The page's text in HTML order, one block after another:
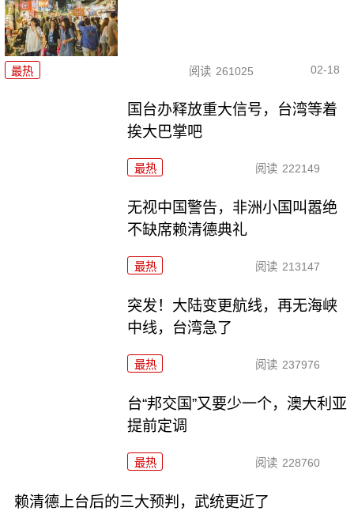
最热 阅读 261025 02-18
国台办释放重大信号，台湾等着
挨大巴掌吧
最热 阅读 222149
无视中国警告，非洲小国叫嚣绝
不缺席赖清德典礼
最热 阅读 213147
突发！大陆变更航线，再无海峡
中线，台湾急了
最热 阅读 237976
台“邦交国”又要少一个，澳大利亚
提前定调
最热 阅读 228760
赖清德上台后的三大预判，武统更近了